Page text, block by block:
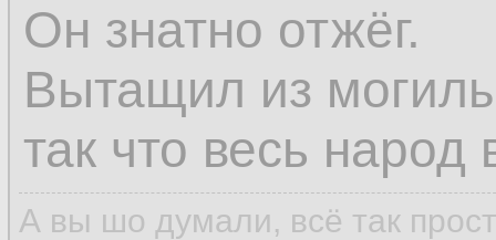
Он знатно отжёг.
Вытащил из
так что весь народ
А вы шо думали, всё так